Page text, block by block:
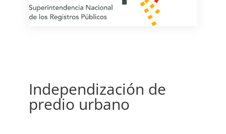
Independización de
predio urbano